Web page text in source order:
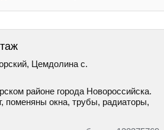
Цемдолина с.
районе города Новороссийска.
поменяны окна, трубы, радиаторы,